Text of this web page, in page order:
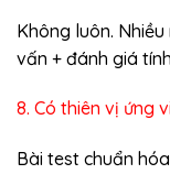
Không luôn.
vấn + đánh giá
8. Có thiên vị ứng
Bài test chuẩn